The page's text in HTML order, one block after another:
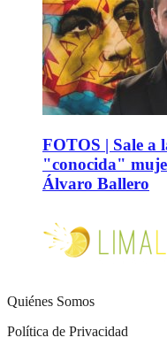
FOTOS | Sale a
"conocida"
Álvaro Ballero
Quiénes Somos
Política de Privacidad